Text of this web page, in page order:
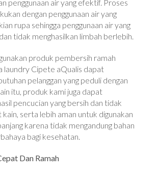
penggunaan air yang efektif. Proses
dengan penggunaan air yang
rupa sehingga penggunaan air yang
tidak menghasilkan limbah berlebih.
produk pembersih ramah
laundry Cipete aQualis dapat
pelanggan yang peduli dengan
itu, produk kami juga dapat
pencucian yang bersih dan tidak
serta lebih aman untuk digunakan
karena tidak mengandung bahan
bagi kesehatan.
Dan Ramah